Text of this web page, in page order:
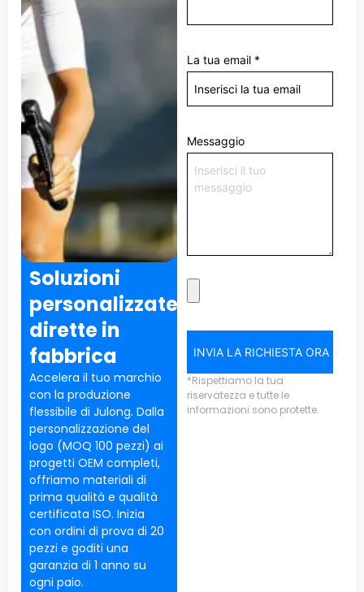
La tua email *
Messaggio
INVIA LA RICHIESTA ORA
*Rispettiamo la tua
riservatezza e tutte le
informazioni sono protette.
Soluzioni
personalizzate
dirette in
fabbrica
Accelera il tuo marchio
con la produzione
flessibile di Julong. Dalla
personalizzazione del
logo (MOQ 100 pezzi) ai
progetti OEM completi,
offriamo materiali di
prima qualità e qualità
certificata ISO. Inizia
con ordini di prova di 20
pezzi e goditi una
garanzia di 1 anno su
ogni paio.